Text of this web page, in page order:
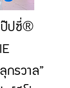
ป๊ปซี่®
กรวาล”